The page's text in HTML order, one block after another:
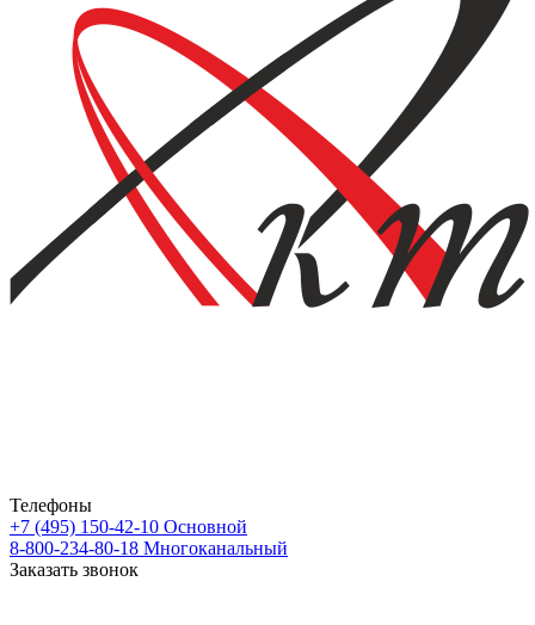
Телефоны
+7 (495) 150-42-10 Основной
8-800-234-80-18 Многоканальный
Заказать звонок